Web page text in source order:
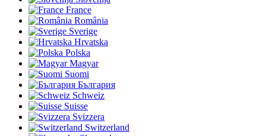
France
România
Sverige
Hrvatska
Polska
Magyar
Suomi
България
Schweiz
Suisse
Svizzera
Switzerland